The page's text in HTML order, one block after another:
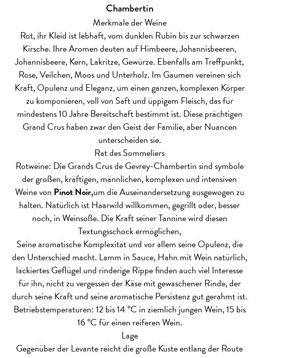
Chambertin
Merkmale der Weine
Rot, ihr Kleid ist lebhaft, vom dunklen Rubin bis zur schwarzen
Kirsche. Ihre Aromen deuten auf Himbeere, Johannisbeeren,
Johannisbeere, Kern, Lakritze, Gewürze. Ebenfalls am Treffpunkt,
Rose, Veilchen, Moos und Unterholz. Im Gaumen vereinen sich
Kraft, Opulenz und Eleganz, um einen ganzen, komplexen Körper
zu komponieren, voll von Saft und üppigem Fleisch, das für
mindestens 10 Jahre Bereitschaft bestimmt ist. Diese prächtigen
Grand Crus haben zwar den Geist der Familie, aber Nuancen
unterscheiden sie.
Rat des Sommeliers
Rotweine: Die Grands Crus de Gevrey-Chambertin sind symbole
der großen, kräftigen, männlichen, komplexen und intensiven
Weine von Pinot Noir,um die Auseinandersetzung ausgewogen zu
halten. Natürlich ist Haarwild willkommen, gegrillt oder, besser
noch, in Weinsoße. Die Kraft seiner Tannine wird diesen
Textungsschock ermöglichen,
Seine aromatische Komplexität und vor allem seine Opulenz, die
den Unterschied macht. Lamm in Sauce, Hahn mit Wein natürlich,
lackiertes Geflügel und rinderige Rippe finden auch viel Interesse
für ihn, nicht zu vergessen der Käse mit gewaschener Rinde, der
durch seine Kraft und seine aromatische Persistenz gut gerahmt ist.
Betriebstemperaturen: 12 bis 14 °C in ziemlich jungen Wein, 15 bis
16 °C für einen reiferen Wein.
Lage
Gegenüber der Levante reicht die große Küste entlang der Route